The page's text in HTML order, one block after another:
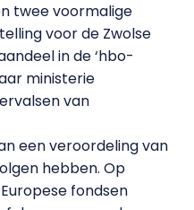
twee voormalige
voor de Zwolse
in de ‘hbo-
ministerie
van
een veroordeling van
hebben. Op
fondsen